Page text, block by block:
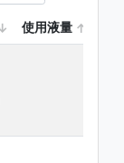
使用液量